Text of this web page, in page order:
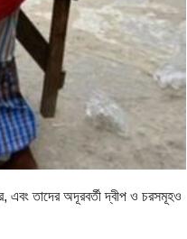
এবং তাদের অদূরবর্তী দ্বীপ ও চরসমূহও